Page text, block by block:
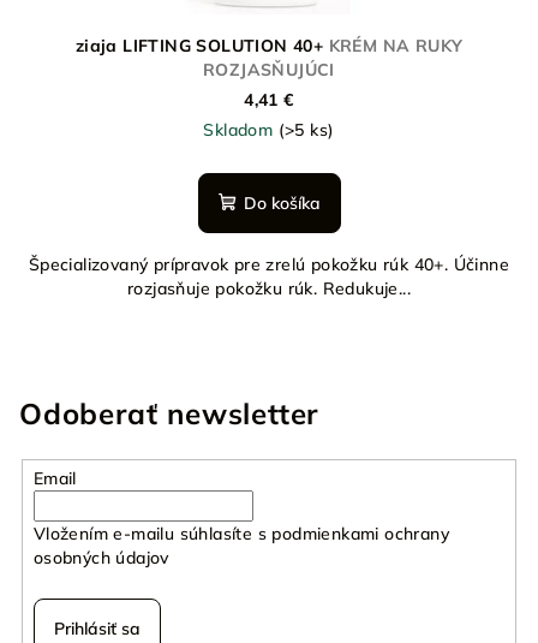
ziaja LIFTING SOLUTION 40+ KRÉM NA RUKY
ROZJASŇUJÚCI
4,41 €
Skladom (>5 ks)
Do košíka
Špecializovaný prípravok pre zrelú pokožku rúk 40+. Účinne
rozjasňuje pokožku rúk. Redukuje...
Odoberať newsletter
Email
Vložením e-mailu súhlasíte s podmienkami ochrany
osobných údajov
Prihlásiť sa